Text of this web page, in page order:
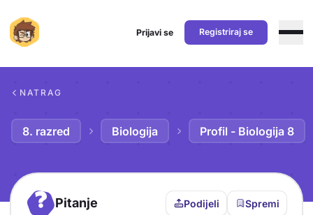
Prijavi se Registriraj se
NATRAG
8. razred Biologija Profil - Biologija 8
? Pitanje Podijeli Spremi